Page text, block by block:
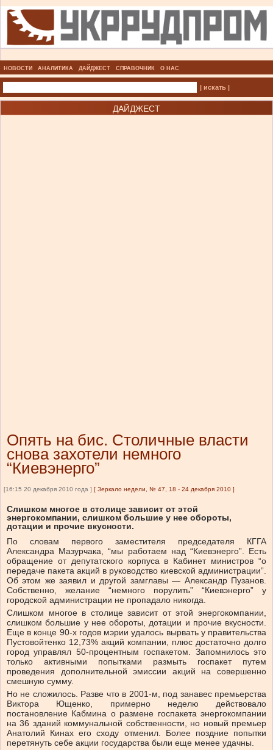
НОВОСТИ АНАЛИТИКА ДАЙДЖЕСТ СПРАВОЧНИК О НАС
| искать |
ДАЙДЖЕСТ
Опять на бис. Столичные власти
снова захотели немного
“Киевэнерго”
[16:15 20 декабря 2010 года ] [ Зеркало недели, № 47, 18 - 24 декабря 2010 ]
Слишком многое в столице зависит от этой
энергокомпании, слишком большие у нее обороты,
дотации и прочие вкусности.
По словам первого заместителя председателя КГГА
Александра Мазурчака, “мы работаем над “Киевэнерго”. Есть
обращение от депутатского корпуса в Кабинет министров “о
передаче пакета акций в руководство киевской администрации”.
Об этом же заявил и другой замглавы — Александр Пузанов.
Собственно, желание “немного порулить” “Киевэнерго” у
городской администрации не пропадало никогда.
Слишком многое в столице зависит от этой энергокомпании,
слишком большие у нее обороты, дотации и прочие вкусности.
Еще в конце 90-х годов мэрии удалось вырвать у правительства
Пустовойтенко 12,73% акций компании, плюс достаточно долго
город управлял 50-процентным госпакетом. Запомнилось это
только активными попытками размыть госпакет путем
проведения дополнительной эмиссии акций на совершенно
смешную сумму.
Но не сложилось. Разве что в 2001-м, под занавес премьерства
Виктора Ющенко, примерно неделю действовало
постановление Кабмина о размене госпакета энергокомпании
на 36 зданий коммунальной собственности, но новый премьер
Анатолий Кинах его сходу отменил. Более поздние попытки
перетянуть себе акции государства были еще менее удачны.